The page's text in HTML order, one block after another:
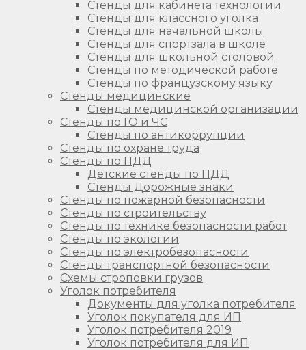
Стенды для кабинета технологии
Стенды для классного уголка
Стенды для начальной школы
Стенды для спортзала в школе
Стенды для школьной столовой
Стенды по методической работе
Стенды по французскому языку
Стенды медицинские
Стенды медицинской организации
Стенды по ГО и ЧС
Стенды по антикоррупции
Стенды по охране труда
Стенды по ПДД
Детские стенды по ПДД
Стенды Дорожные знаки
Стенды по пожарной безопасности
Стенды по строительству
Стенды по технике безопасности работ
Стенды по экологии
Стенды по электробезопасности
Стенды транспортной безопасности
Схемы строповки грузов
Уголок потребителя
Документы для уголка потребителя
Уголок покупателя для ИП
Уголок потребителя 2019
Уголок потребителя для ИП